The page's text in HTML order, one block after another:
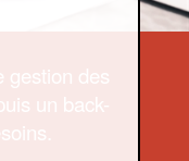
gestion des
un back-